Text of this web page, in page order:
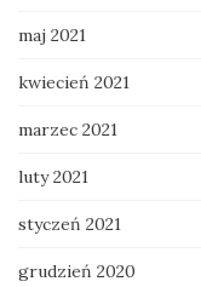
maj 2021
kwiecień 2021
marzec 2021
luty 2021
styczeń 2021
grudzień 2020